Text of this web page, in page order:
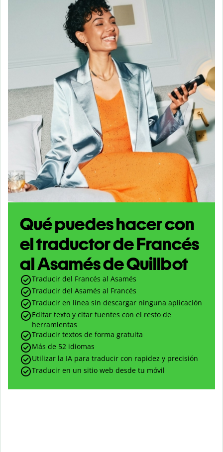
Qué puedes hacer con
el traductor de Francés
al Asamés de Quillbot
Traducir del Francés al Asamés
Traducir del Asamés al Francés
Traducir en línea sin descargar ninguna aplicación
Editar texto y citar fuentes con el resto de
herramientas
Traducir textos de forma gratuita
Más de 52 idiomas
Utilizar la IA para traducir con rapidez y precisión
Traducir en un sitio web desde tu móvil